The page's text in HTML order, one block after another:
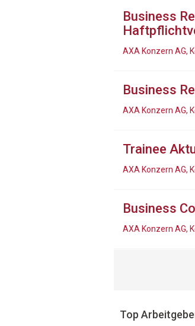
Business
AXA Konzern AG,
Business
AXA Konzern AG,
Trainee
AXA Konzern AG,
Business
AXA Konzern AG,
Top